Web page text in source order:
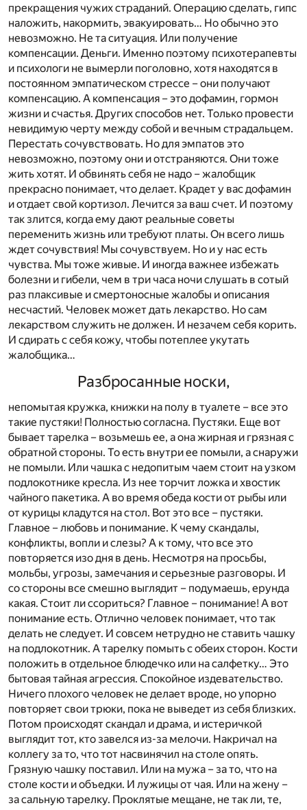
прекращения чужих страданий. Операцию сделать, гипс
наложить, накормить, эвакуировать… Но обычно это
невозможно. Не та ситуация. Или получение
компенсации. Деньги. Именно поэтому психотерапевты
и психологи не вымерли поголовно, хотя находятся в
постоянном эмпатическом стрессе – они получают
компенсацию. А компенсация – это дофамин, гормон
жизни и счастья. Других способов нет. Только провести
невидимую черту между собой и вечным страдальцем.
Перестать сочувствовать. Но для эмпатов это
невозможно, поэтому они и отстраняются. Они тоже
жить хотят. И обвинять себя не надо – жалобщик
прекрасно понимает, что делает. Крадет у вас дофамин
и отдает свой кортизол. Лечится за ваш счет. И поэтому
так злится, когда ему дают реальные советы
переменить жизнь или требуют платы. Он всего лишь
ждет сочувствия! Мы сочувствуем. Но и у нас есть
чувства. Мы тоже живые. И иногда важнее избежать
болезни и гибели, чем в три часа ночи слушать в сотый
раз плаксивые и смертоносные жалобы и описания
несчастий. Человек может дать лекарство. Но сам
лекарством служить не должен. И незачем себя корить.
И сдирать с себя кожу, чтобы потеплее укутать
жалобщика…
Разбросанные носки,
непомытая кружка, книжки на полу в туалете – все это
такие пустяки! Полностью согласна. Пустяки. Еще вот
бывает тарелка – возьмешь ее, а она жирная и грязная с
обратной стороны. То есть внутри ее помыли, а снаружи
не помыли. Или чашка с недопитым чаем стоит на узком
подлокотнике кресла. Из нее торчит ложка и хвостик
чайного пакетика. А во время обеда кости от рыбы или
от курицы кладутся на стол. Вот это все – пустяки.
Главное – любовь и понимание. К чему скандалы,
конфликты, вопли и слезы? А к тому, что все это
повторяется изо дня в день. Несмотря на просьбы,
мольбы, угрозы, замечания и серьезные разговоры. И
со стороны все смешно выглядит – подумаешь, ерунда
какая. Стоит ли ссориться? Главное – понимание! А вот
понимание есть. Отлично человек понимает, что так
делать не следует. И совсем нетрудно не ставить чашку
на подлокотник. А тарелку помыть с обеих сторон. Кости
положить в отдельное блюдечко или на салфетку… Это
бытовая тайная агрессия. Спокойное издевательство.
Ничего плохого человек не делает вроде, но упорно
повторяет свои трюки, пока не выведет из себя близких.
Потом происходят скандал и драма, и истеричкой
выглядит тот, кто завелся из-за мелочи. Накричал на
коллегу за то, что тот насвинячил на столе опять.
Грязную чашку поставил. Или на мужа – за то, что на
столе кости и объедки. И лужицы от чая. Или на жену –
за сальную тарелку. Проклятые мещане, не так ли, те,